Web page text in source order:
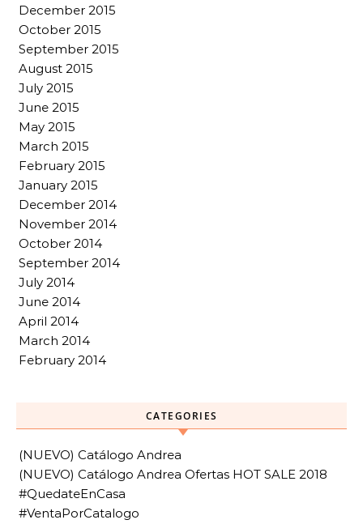
December 2015
October 2015
September 2015
August 2015
July 2015
June 2015
May 2015
March 2015
February 2015
January 2015
December 2014
November 2014
October 2014
September 2014
July 2014
June 2014
April 2014
March 2014
February 2014
CATEGORIES
(NUEVO) Catálogo Andrea
(NUEVO) Catálogo Andrea Ofertas HOT SALE 2018
#QuedateEnCasa
#VentaPorCatalogo